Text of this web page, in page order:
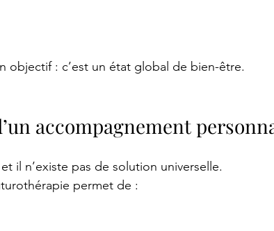
objectif : c’est un état global de bien-être.
accompagnement
il n’existe pas de solution universelle.
permet de :